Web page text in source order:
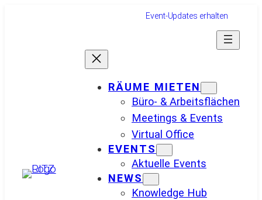
Event-Updates erhalten
RÄUME MIETEN
Büro- & Arbeitsflächen
Meetings & Events
Virtual Office
EVENTS
Aktuelle Events
NEWS
Knowledge Hub